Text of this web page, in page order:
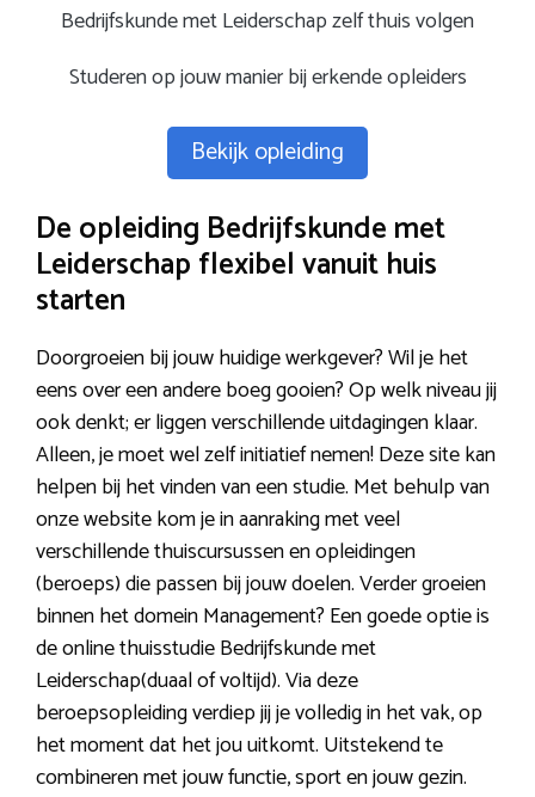
Bedrijfskunde met Leiderschap zelf thuis volgen
Studeren op jouw manier bij erkende opleiders
Bekijk opleiding
De opleiding Bedrijfskunde met
Leiderschap flexibel vanuit huis
starten
Doorgroeien bij jouw huidige werkgever? Wil je het
eens over een andere boeg gooien? Op welk niveau jij
ook denkt; er liggen verschillende uitdagingen klaar.
Alleen, je moet wel zelf initiatief nemen! Deze site kan
helpen bij het vinden van een studie. Met behulp van
onze website kom je in aanraking met veel
verschillende thuiscursussen en opleidingen
(beroeps) die passen bij jouw doelen. Verder groeien
binnen het domein Management? Een goede optie is
de online thuisstudie Bedrijfskunde met
Leiderschap(duaal of voltijd). Via deze
beroepsopleiding verdiep jij je volledig in het vak, op
het moment dat het jou uitkomt. Uitstekend te
combineren met jouw functie, sport en jouw gezin.